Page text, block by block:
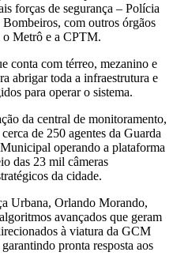
forças de segurança – Polícia
com outros órgãos
Metrô e a CPTM.
conta com térreo, mezanino e
abrigar toda a infraestrutura e
para operar o sistema.
da central de monitoramento,
de 250 agentes da Guarda
operando a plataforma
das 23 mil câmeras
da cidade.
Urbana, Orlando Morando,
avançados que geram
à viatura da GCM
pronta resposta aos